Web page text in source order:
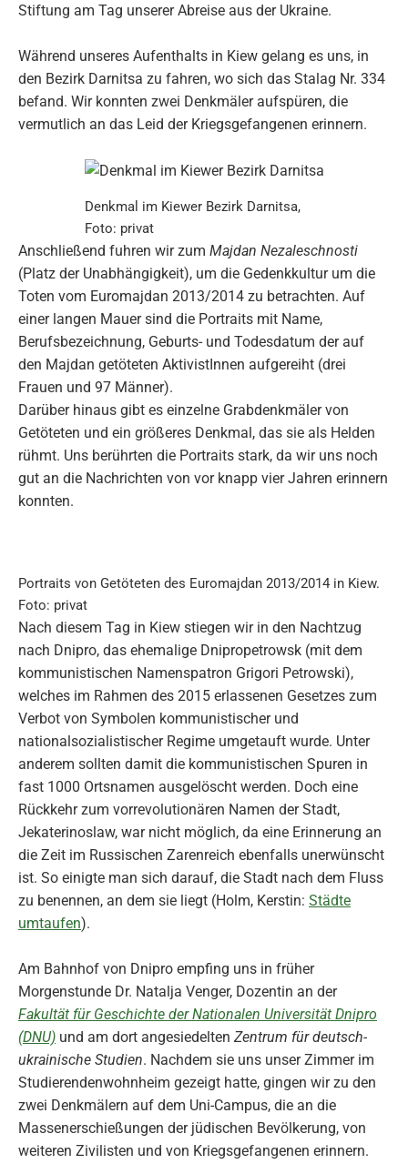
Stiftung am Tag unserer Abreise aus der Ukraine.
Während unseres Aufenthalts in Kiew gelang es uns, in
den Bezirk Darnitsa zu fahren, wo sich das Stalag Nr. 334
befand. Wir konnten zwei Denkmäler aufspüren, die
vermutlich an das Leid der Kriegsgefangenen erinnern.
Denkmal im Kiewer Bezirk Darnitsa,
Foto: privat
Anschließend fuhren wir zum Majdan Nezaleschnosti
(Platz der Unabhängigkeit), um die Gedenkkultur um die
Toten vom Euromajdan 2013/2014 zu betrachten. Auf
einer langen Mauer sind die Portraits mit Name,
Berufsbezeichnung, Geburts- und Todesdatum der auf
den Majdan getöteten AktivistInnen aufgereiht (drei
Frauen und 97 Männer).
Darüber hinaus gibt es einzelne Grabdenkmäler von
Getöteten und ein größeres Denkmal, das sie als Helden
rühmt. Uns berührten die Portraits stark, da wir uns noch
gut an die Nachrichten von vor knapp vier Jahren erinnern
konnten.
Portraits von Getöteten des Euromajdan 2013/2014 in Kiew.
Foto: privat
Nach diesem Tag in Kiew stiegen wir in den Nachtzug
nach Dnipro, das ehemalige Dnipropetrowsk (mit dem
kommunistischen Namenspatron Grigori Petrowski),
welches im Rahmen des 2015 erlassenen Gesetzes zum
Verbot von Symbolen kommunistischer und
nationalsozialistischer Regime umgetauft wurde. Unter
anderem sollten damit die kommunistischen Spuren in
fast 1000 Ortsnamen ausgelöscht werden. Doch eine
Rückkehr zum vorrevolutionären Namen der Stadt,
Jekaterinoslaw, war nicht möglich, da eine Erinnerung an
die Zeit im Russischen Zarenreich ebenfalls unerwünscht
ist. So einigte man sich darauf, die Stadt nach dem Fluss
zu benennen, an dem sie liegt (Holm, Kerstin: Städte
umtaufen).
Am Bahnhof von Dnipro empfing uns in früher
Morgenstunde Dr. Natalja Venger, Dozentin an der
Fakultät für Geschichte der Nationalen Universität Dnipro
(DNU) und am dort angesiedelten Zentrum für deutsch-
ukrainische Studien. Nachdem sie uns unser Zimmer im
Studierendenwohnheim gezeigt hatte, gingen wir zu den
zwei Denkmälern auf dem Uni-Campus, die an die
Massenerschießungen der jüdischen Bevölkerung, von
weiteren Zivilisten und von Kriegsgefangenen erinnern.